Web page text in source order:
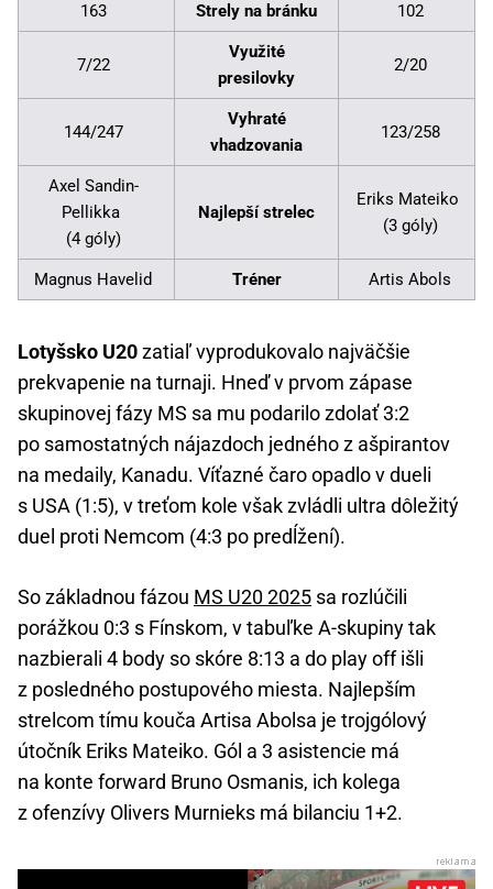
163 Strely na bránku 102
7/22
Využité
presilovky
2/20
144/247
Vyhraté
vhadzovania
123/258
Axel Sandin-
Pellikka
(4 góly)
Najlepší strelec
Eriks Mateiko
(3 góly)
Magnus Havelid Tréner Artis Abols
Lotyšsko U20zatiaľ vyprodukovalo najväčšie
prekvapenie na turnaji. Hneď v prvom zápase
skupinovej fázy MS sa mu podarilo zdolať 3:2
po samostatných nájazdoch jedného z ašpirantov
na medaily, Kanadu. Víťazné čaro opadlo v dueli
s USA (1:5), v treťom kole však zvládli ultra dôležitý
duel proti Nemcom (4:3 po predĺžení).
So základnou fázou MS U20 2025 sa rozlúčili
porážkou 0:3 s Fínskom, v tabuľke A-skupiny tak
nazbierali 4 body so skóre 8:13 a do play off išli
z posledného postupového miesta. Najlepším
strelcom tímu kouča Artisa Abolsa je trojgólový
útočník Eriks Mateiko. Gól a 3 asistencie má
na konte forward Bruno Osmanis, ich kolega
z ofenzívy Olivers Murnieks má bilanciu 1+2.